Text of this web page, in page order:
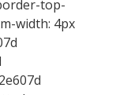
top-
width: 4px